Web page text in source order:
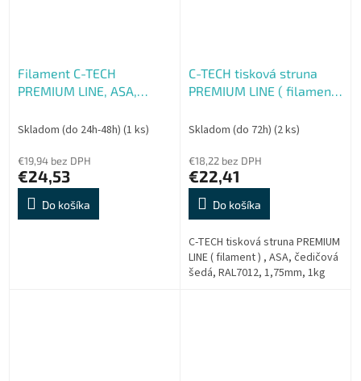
Filament C-TECH
PREMIUM LINE, ASA,
1,75mm, 1kg
Skladom (do 24h-48h) (1 ks)
€19,94 bez DPH
€24,53
Do košíka
C-TECH tisková struna
PREMIUM LINE ( filament
RAL7012, 1,75mm, 1kg
Skladom (do 72h) (2 ks)
€18,22 bez DPH
€22,41
Do košíka
C-TECH tisková struna PREMIUM
LINE ( filament ) , ASA, čedičová
šedá, RAL7012, 1,75mm, 1kg